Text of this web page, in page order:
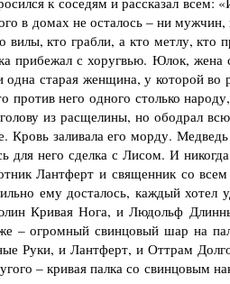
в домах не осталось – ни
вилы, кто грабли, а кто метлу, кто
прибежал с хоругвью. Юлок,
старая женщина, у которой
против него одного столько
из расщелины, но ободрал
Кровь заливала его морду.
для него сделка с Лисом. И
Лантферт и священник со
ему досталось, каждый хотел
Кривая Нога, и Людольф
– огромный свинцовый шар на
Руки, и Лантферт, и Оттрам
– кривая палка со свинцовым